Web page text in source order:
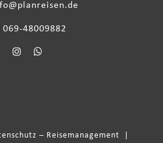
069-48009882
– Reisemanagement